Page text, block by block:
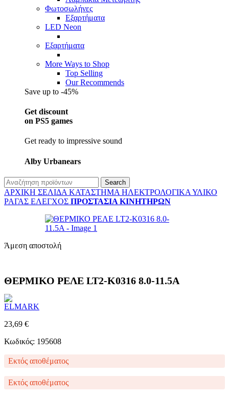
Φωτοσωλήνες
Εξαρτήματα
LED Neon
Εξαρτήματα
More Ways to Shop
Top Selling
Our Recommends
Save up to -45%
Get discount
on PS5 games
Get ready to impressive sound
Alby Urbanears
Search
ΑΡΧΙΚΉ ΣΕΛΊΔΑ ΚΑΤΆΣΤΗΜΑ ΗΛΕΚΤΡΟΛΟΓΙΚΆ ΥΛΙΚΌ
ΡΆΓΑΣ ΈΛΕΓΧΟΣ ΠΡΟΣΤΑΣΊΑ ΚΙΝΗΤΉΡΩΝ
Άμεση αποστολή
ΘΕΡΜΙΚΟ ΡΕΛΕ LT2-K0316 8.0-11.5A
23,69 €
Κωδικός: 195608
Εκτός αποθέματος
Εκτός αποθέματος